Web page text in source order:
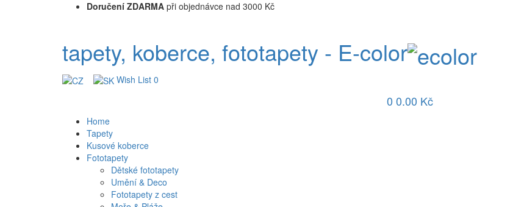
Doručení ZDARMA při objednávce nad 3000 Kč
tapety, koberce, fototapety - E-color
Wish List 0
0 0.00 Kč
Home
Tapety
Kusové koberce
Fototapety
Dětské fototapety
Umění & Deco
Fototapety z cest